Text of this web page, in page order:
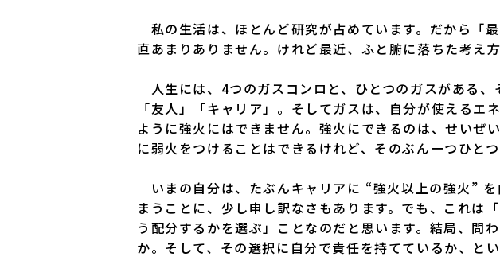
私の生活は、ほとんど研究が占めています。だから「
直あまりありません。けれど最近、ふと腑に落ちた考え方
人生には、4つのガスコンロと、ひとつのガスがある、
「友人」「キャリア」。そしてガスは、自分が使える
ように強火にはできません。強火にできるのは、せいぜ
に弱火をつけることはできるけれど、そのぶん一つひと
いまの自分は、たぶんキャリアに “強火以上の強火”
まうことに、少し申し訳なさもあります。でも、これは
う配分するかを選ぶ」ことなのだと思います。結局、問
か。そして、その選択に自分で責任を持てているか、とい